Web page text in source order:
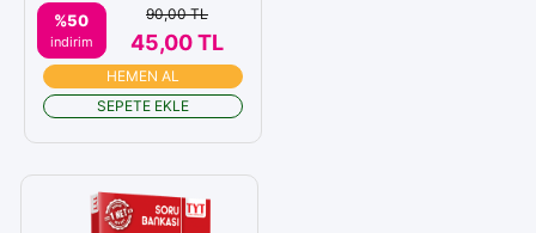
%50
indirim
90,00 TL
45,00 TL
HEMEN AL
SEPETE EKLE